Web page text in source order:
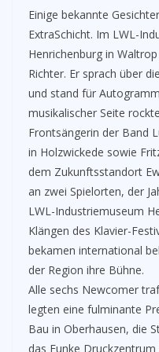
Einige bekannte
ExtraSchicht. Im LWL-
Henrichenburg in
Richter. Er sprach über
und stand für
musikalischer Seite
Frontsängerin der Band
in Holzwickede sowie
dem Zukunftsstandort
an zwei Spielorten, der
LWL-Industriemuseum
Klängen des Klavier-
bekamen international
der Region ihre Bühne.
Alle sechs Newcomer
legten eine fulminante
Bau in Oberhausen, die
das Funke Druckzentrum